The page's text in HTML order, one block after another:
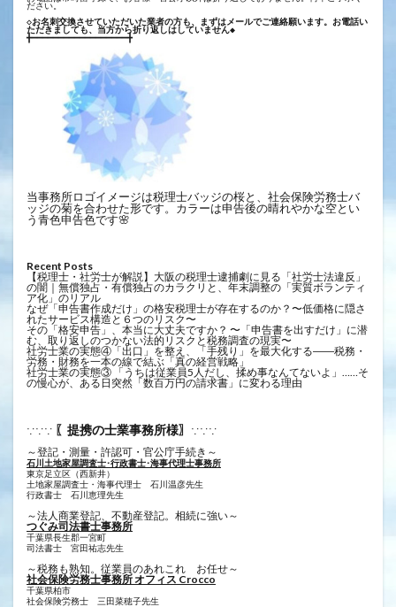
ださい。
◇お名刺交換させていただいた業者の方も、まずはメールでご連絡願います。お電話い
ただきましても、当方から折り返しはしていません◆
╋━━━━━━━━━━━━━━━━━━╋
当事務所ロゴイメージは税理士バッジの桜と、社会保険労務士バ
ッジの菊を合わせた形です。カラーは申告後の晴れやかな空とい
う青色申告色です🌸
Recent Posts
【税理士・社労士が解説】大阪の税理士逮捕劇に見る「社労士法違反」
の闇｜無償独占・有償独占のカラクリと、年末調整の「実質ボランティ
ア化」のリアル
なぜ「申告書作成だけ」の格安税理士が存在するのか？〜低価格に隠さ
れたサービス構造と６つのリスク〜
その「格安申告」、本当に大丈夫ですか？ 〜「申告書を出すだけ」に潜
む、取り返しのつかない法的リスクと税務調査の現実〜
社労士業の実態④「出口」を整え、「手残り」を最大化する――税務・
労務・財務を一本の線で結ぶ「真の経営戦略」
社労士業の実態③ 「うちは従業員5人だし、揉め事なんてないよ」……そ
の慢心が、ある日突然「数百万円の請求書」に変わる理由
∵∵∵ 〖提携の士業事務所様〗
∵∵∵
～登記・測量・許認可・官公庁手続き～
石川土地家屋調査士･行政書士･海事代理士事務所
東京足立区（西新井）
土地家屋調査士・海事代理士 石川温彦先生
行政書士 ​石川恵理先生
～法人商業登記、不動産登記。相続に強い～
つぐみ司法書士事務所
千葉県長生郡一宮町
司法書士 宮田祐志先生
～税務も熟知。従業員のあれこれ お任せ～
社会保険労務士事務所 オフィス Crocco
千葉県柏市
社会保険労務士 三田菜穂子先生